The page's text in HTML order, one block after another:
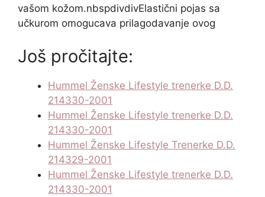
vašom kožom.nbspdivdivElastični pojas sa
učkurom omogucava prilagodavanje ovog
Još pročitajte:
Hummel Ženske Lifestyle trenerke D.D.
214330-2001
Hummel Ženske Lifestyle trenerke D.D.
214330-2001
Hummel Ženske Lifestyle Trenerke D.D.
214329-2001
Hummel Ženske Lifestyle trenerke D.D.
214330-2001